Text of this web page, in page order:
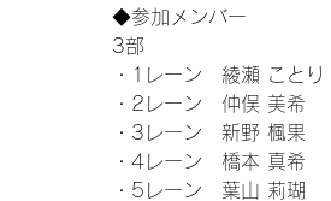
◆参加メンバー
3部
・1レーン　綾瀬 ことり
・2レーン　仲俣 美希
・3レーン　新野 楓果
・4レーン　橋本 真希
・5レーン　葉山 莉瑚